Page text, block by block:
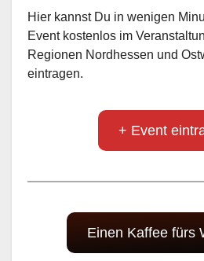
Hier kannst Du in wenigen
Event kostenlos im
Regionen Nordhessen und
eintragen.
+ Event
Einen Kaffee fürs